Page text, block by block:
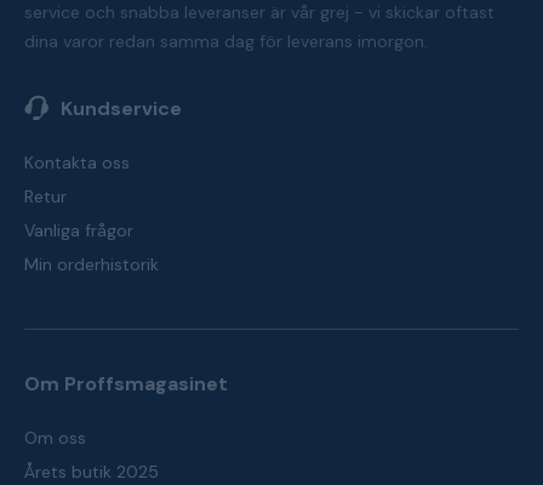
service och snabba leveranser är vår grej - vi skickar oftast
dina varor redan samma dag för leverans imorgon.
Kundservice
Kontakta oss
Retur
Vanliga frågor
Min orderhistorik
Om Proffsmagasinet
Om oss
Årets butik 2025